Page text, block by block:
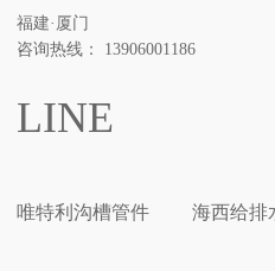
福建·厦门
咨询热线： 13906001186
LINE
唯特利沟槽管件 海西给排